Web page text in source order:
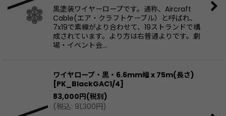
黒塗装ワイヤーロープです。通称、Aircraft
Cable(エア・クラフトケーブル）と呼ばれ、
7x19で素線がより合わせて、19ストランドで構
成されています。より方は右普通よりです。劇
場・イベント会…
ワイヤロープ・黒・6.6mm幅 x 75m(長さ)
[PK_BlackGAC1/4]
83,000円(税別)
(税込: 91,300円)